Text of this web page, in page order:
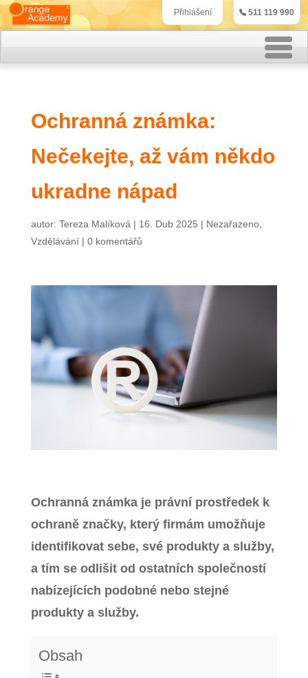
Přihlášení 511 119 990
Kurzy účetnictví
Kurzy personalistiky
Kurzy marketingu
IT kurzy
Kontakt
Ochranná známka:
Nečekejte, až vám někdo
ukradne nápad
autor: Tereza Malíková | 16. Dub 2025 | Nezařazeno,
Vzdělávání| 0 komentářů
Ochranná známka je právní prostředek k
ochraně značky, který firmám umožňuje
identifikovat sebe, své produkty a služby,
a tím se odlišit od ostatních společností
nabízejících podobné nebo stejné
produkty a služby.
Obsah